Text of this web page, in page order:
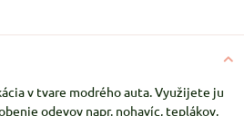
v tvare modrého auta. Využijete ju
odevov napr. nohavíc, teplákov,